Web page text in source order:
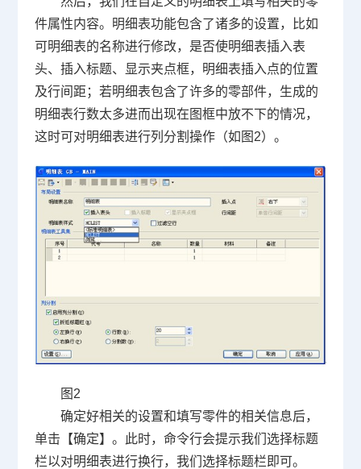
件属性内容。明细表功能包含了诸多的设置，比如
可明细表的名称进行修改，是否使明细表插入表
头、插入标题、显示夹点框，明细表插入点的位置
及行间距；若明细表包含了许多的零部件，生成的
明细表行数太多进而出现在图框中放不下的情况，
这时可对明细表进行列分割操作（如图 2）。
图 2
确定好相关的设置和填写零件的相关信息后，
单击【确定】。此时，命令行会提示我们选择标题
栏以对明细表进行换行，我们选择标题栏即可。